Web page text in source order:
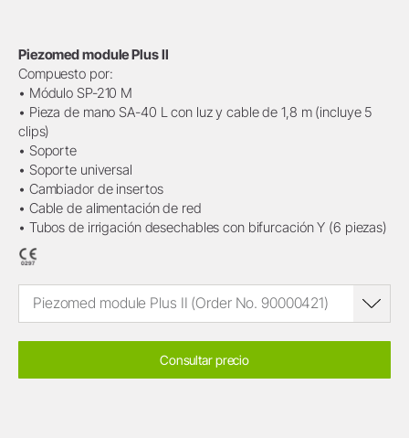
Piezomed module Plus II
Compuesto por:
• Módulo SP-210 M
• Pieza de mano SA-40 L con luz y cable de 1,8 m (incluye 5
clips)
• Soporte
• Soporte universal
• Cambiador de insertos
• Cable de alimentación de red
• Tubos de irrigación desechables con bifurcación Y (6 piezas)
Piezomed module Plus II (Order No. 90000421)
Consultar precio